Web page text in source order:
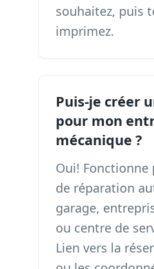
souhaitez, puis
imprimez.
Puis-je créer
pour mon
mécanique ?
Oui!
de réparation
garage,
ou centre de
Lien vers la